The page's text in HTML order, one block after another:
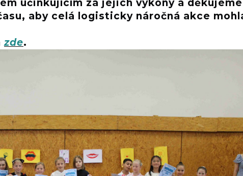
účinkujícím za jejich výkony a děkujeme
aby celá logisticky náročná akce
zde.